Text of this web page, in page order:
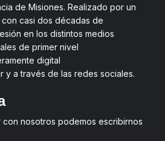
de Misiones. Realizado por un
casi dos décadas de
en los distintos medios
de primer nivel
digital
y a través de las redes sociales.
con nosotros podemos escribirnos